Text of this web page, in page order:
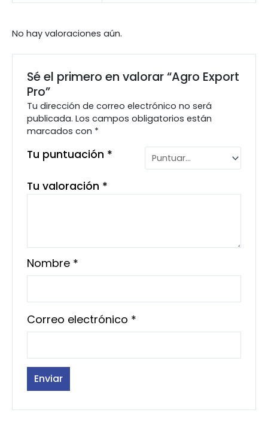
No hay valoraciones aún.
Sé el primero en valorar “Agro Export
Pro”
Tu dirección de correo electrónico no será
publicada. Los campos obligatorios están
marcados con *
Tu puntuación *
Tu valoración *
Nombre *
Correo electrónico *